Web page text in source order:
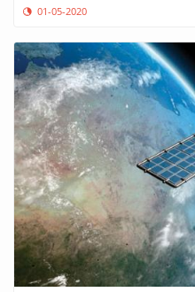
01-05-2020